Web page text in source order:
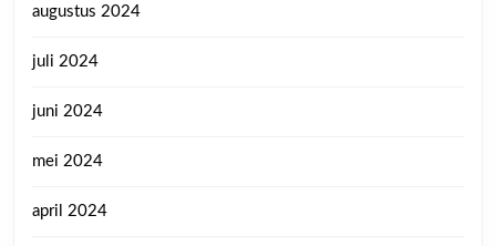
augustus 2024
juli 2024
juni 2024
mei 2024
april 2024